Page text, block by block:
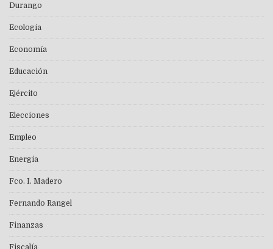
Durango
Ecología
Economía
Educación
Ejército
Elecciones
Empleo
Energía
Fco. I. Madero
Fernando Rangel
Finanzas
Fiscalía